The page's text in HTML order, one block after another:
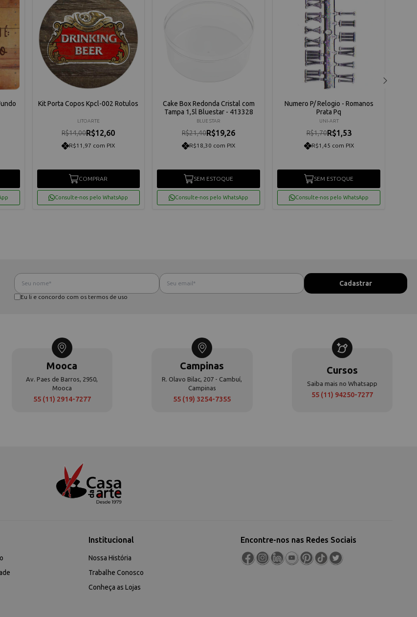
Kit Porta Copos Kpcl-002 Rotulos
LITOARTE
R$14,00R$12,60
R$11,97 com PIX
COMPRAR
Consulte-nos pelo WhatsApp
Cake Box Redonda Cristal com
Tampa 1,5l Bluestar - 413328
BLUE STAR
R$21,40R$19,26
R$18,30 com PIX
SEM ESTOQUE
Consulte-nos pelo WhatsApp
Numero P/ Relogio - Romanos
Prata Pq
UNI-ART
R$1,70R$1,53
R$1,45 com PIX
SEM ESTOQUE
Consulte-nos pelo WhatsApp
Eu li e concordo com os termos de uso
Mooca
Av. Paes de Barros, 2950,
Mooca
55 (11) 2914-7277
Campinas
R. Olavo Bilac, 207 - Cambuí,
Campinas
55 (19) 3254-7355
Cursos
Saiba mais no Whatsapp
55 (11) 94250-7277
Institucional
Nossa História
Trabalhe Conosco
Conheça as Lojas
Encontre-nos nas Redes Sociais